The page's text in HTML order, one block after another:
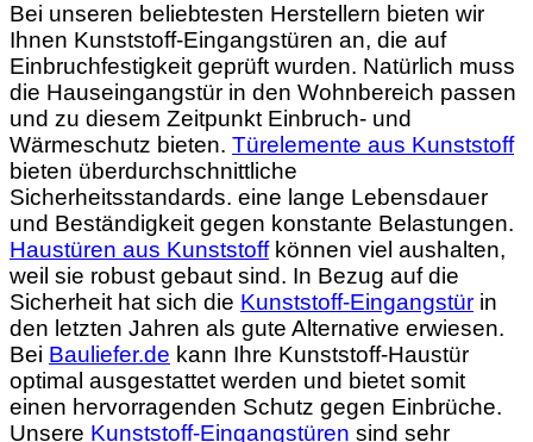
Bei unseren beliebtesten Herstellern bieten wir
Ihnen Kunststoff-Eingangstüren an, die auf
Einbruchfestigkeit geprüft wurden. Natürlich muss
die Hauseingangstür in den Wohnbereich passen
und zu diesem Zeitpunkt Einbruch- und
Wärmeschutz bieten. Türelemente aus Kunststoff
bieten überdurchschnittliche
Sicherheitsstandards. eine lange Lebensdauer
und Beständigkeit gegen konstante Belastungen.
Haustüren aus Kunststoffkönnen viel aushalten,
weil sie robust gebaut sind. In Bezug auf die
Sicherheit hat sich die Kunststoff-Eingangstür in
den letzten Jahren als gute Alternative erwiesen.
Bei Bauliefer.de kann Ihre Kunststoff-Haustür
optimal ausgestattet werden und bietet somit
einen hervorragenden Schutz gegen Einbrüche.
Unsere Kunststoff-Eingangstüren sind sehr